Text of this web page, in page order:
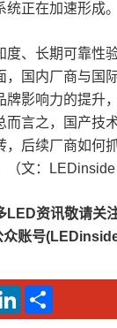
正在加速形成。
度、长期可靠性
，国内厂商与国
牌影响力的提升
而言之，国产技
，后续厂商如何
文：LEDinside
LED资讯敬请关
账号
L
n